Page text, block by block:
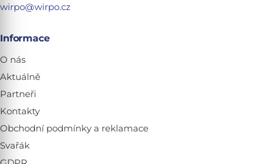
wirpo@wirpo.cz
Informace
O nás
Aktuálně
Partneři
Kontakty
Obchodní podmínky a reklamace
Svařák